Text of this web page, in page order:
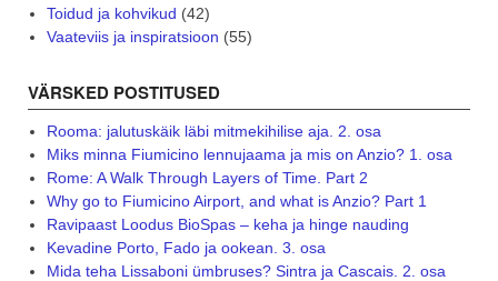
Toidud ja kohvikud (42)
Vaateviis ja inspiratsioon (55)
VÄRSKED POSTITUSED
Rooma: jalutuskäik läbi mitmekihilise aja. 2. osa
Miks minna Fiumicino lennujaama ja mis on Anzio? 1. osa
Rome: A Walk Through Layers of Time. Part 2
Why go to Fiumicino Airport, and what is Anzio? Part 1
Ravipaast Loodus BioSpas – keha ja hinge nauding
Kevadine Porto, Fado ja ookean. 3. osa
Mida teha Lissaboni ümbruses? Sintra ja Cascais. 2. osa